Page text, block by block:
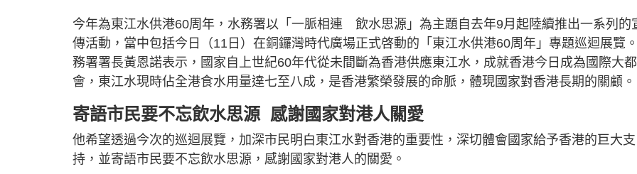
今年為東江水供港60周年，水務署以「一脈相連 飲水思源」為主題自去年9月起陸續推出一系列的
傳活動，當中包括今日（11日）在銅鑼灣時代廣場正式啓動的「東江水供港60周年」專題巡迴展覽
務署署長黃恩諾表示，國家自上世紀60年代從未間斷為香港供應東江水，成就香港今日成為國際大都
會，東江水現時佔全港食水用量達七至八成，是香港繁榮發展的命脈，體現國家對香港長期的關顧。
寄語市民要不忘飲水思源 感謝國家對港人關愛
他希望透過今次的巡迴展覽，加深市民明白東江水對香港的重要性，深切體會國家給予香港的巨大支
持，並寄語市民要不忘飲水思源，感謝國家對港人的關愛。